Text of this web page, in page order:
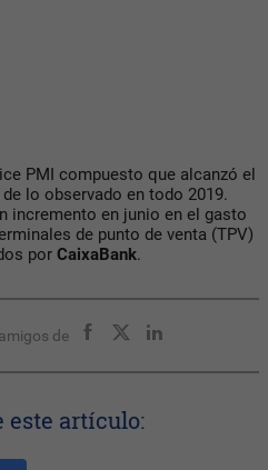
PMI compuesto que alcanzó el
lo observado en todo 2019.
incremento en junio en el gasto
de punto de venta (TPV)
por CaixaBank.
de
este artículo: